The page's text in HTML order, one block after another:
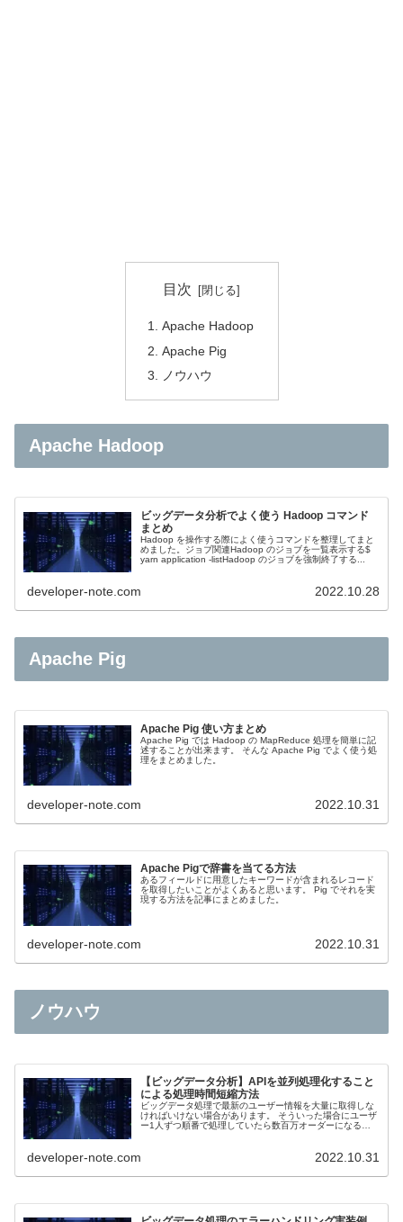
目次
Apache Hadoop
Apache Pig
ノウハウ
Apache Hadoop
ビッグデータ分析でよく使う Hadoop コマンド
まとめ
Hadoop を操作する際によく使うコマンドを整理してまと
めました。ジョブ関連Hadoop のジョブを一覧表示する$
yarn application -listHadoop のジョブを強制終了する...
developer-note.com 2022.10.28
Apache Pig
Apache Pig 使い方まとめ
Apache Pig では Hadoop の MapReduce 処理を簡単に記
述することが出来ます。 そんな Apache Pig でよく使う処
理をまとめました。
developer-note.com 2022.10.31
Apache Pigで辞書を当てる方法
あるフィールドに用意したキーワードが含まれるレコード
を取得したいことがよくあると思います。 Pig でそれを実
現する方法を記事にまとめました。
developer-note.com 2022.10.31
ノウハウ
【ビッグデータ分析】APIを並列処理化すること
による処理時間短縮方法
ビッグデータ処理で最新のユーザー情報を大量に取得しな
ければいけない場合があります。 そういった場合にユーザ
ー1人ずつ順番で処理していたら数百万オーダーになると
API を実行すれば並列数分処理時間が短縮されます。
developer-note.com 2022.10.31